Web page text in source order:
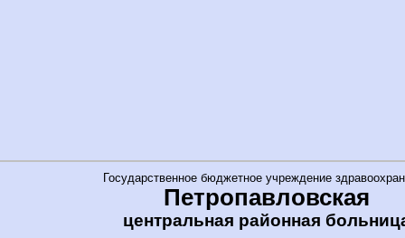
Государственное бюджетное учреждение
Петропавловская
центральная районная